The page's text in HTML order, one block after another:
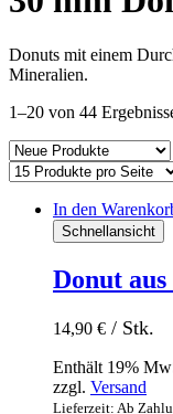
Donuts mit einem
Mineralien.
1–20 von 44
In den
Schnellansicht
Donut
14,90 € / Stk.
Enthält 19%
zzgl. Versand
Lieferzeit: Ab